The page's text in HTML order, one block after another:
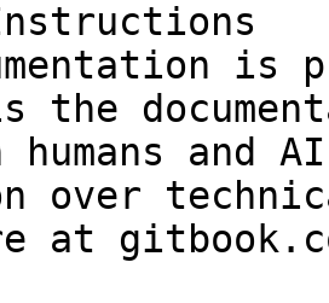
is
the
and
over
at